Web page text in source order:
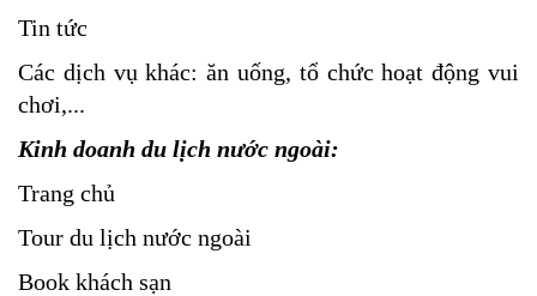
Tin tức
Các dịch vụ khác: ăn uống, tổ chức hoạt động vui
chơi,...
Kinh doanh du lịch nước ngoài:
Trang chủ
Tour du lịch nước ngoài
Book khách sạn